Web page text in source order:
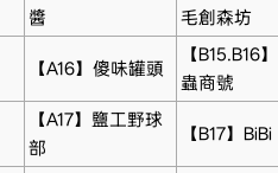
醬
毛創森坊
【A16】傻味罐頭
【B15.B16
蟲商號
【A17】鹽工野球
部
【B17】BiBi